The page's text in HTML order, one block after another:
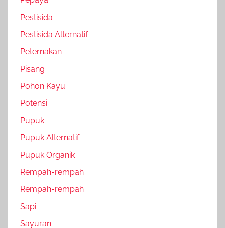
Pestisida
Pestisida Alternatif
Peternakan
Pisang
Pohon Kayu
Potensi
Pupuk
Pupuk Alternatif
Pupuk Organik
Rempah-rempah
Rempah-rempah
Sapi
Sayuran